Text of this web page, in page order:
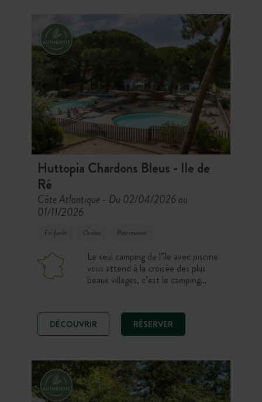
marées. Un petit paradis secret à la
pointe de l’Ile de Ré !
Huttopia Chardons Bleus - Ile de
Ré
Côte Atlantique - Du 02/04/2026 au
01/11/2026
En forêt Océan Patrimoine
Le seul camping de l’île avec piscine
vous attend à la croisée des plus
beaux villages, c’est le camping
ombragés et ses différents
hébergements dans la pinède vous
accueillent pour des vacances où
deux belles piscines et une
pataugeoire pour se rafraîchir.
DÉCOUVRIR RÉSERVER